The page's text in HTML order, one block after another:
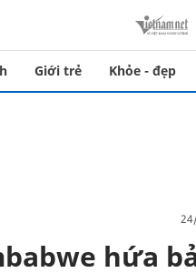
Giới trẻ Khỏe - đẹp
hứa